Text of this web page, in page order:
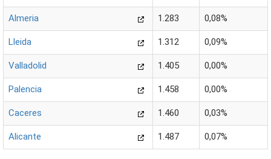
Almeria 1.283 0,08%
Lleida 1.312 0,09%
Valladolid 1.405 0,00%
Palencia 1.458 0,00%
Caceres 1.460 0,03%
Alicante 1.487 0,07%